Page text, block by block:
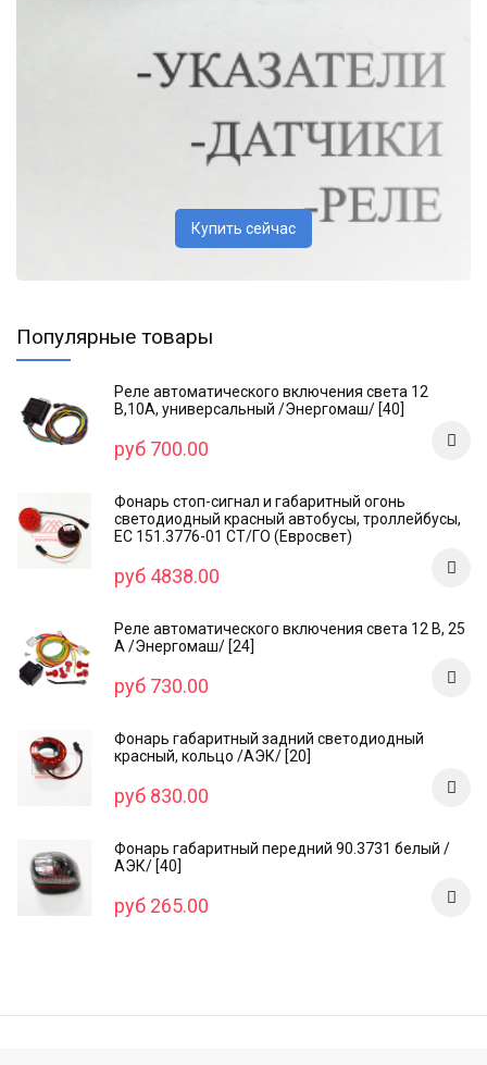
Купить сейчас
Популярные товары
Реле автоматического включения света 12
В,10А, универсальный /Энергомаш/ [40]
руб 700.00
Фонарь стоп-сигнал и габаритный огонь
светодиодный красный автобусы, троллейбусы,
ЕС 151.3776-01 СТ/ГО (Евросвет)
руб 4838.00
Реле автоматического включения света 12 В, 25
А /Энергомаш/ [24]
руб 730.00
Фонарь габаритный задний светодиодный
красный, кольцо /AЭК/ [20]
руб 830.00
Фонарь габаритный передний 90.3731 белый /
АЭК/ [40]
руб 265.00